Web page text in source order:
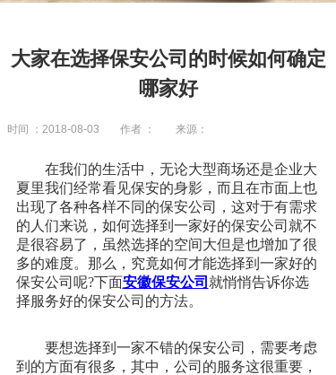
大家在选择保安公司的时候如何确定
哪家好
时间 ：2018-08-03 作者 ： 来源：
在我们的生活中，无论大型商场还是企业大
夏里我们经常看见保安的身影，而且在市面上也
出现了各种各样不同的保安公司，这对于有需求
的人们来说，如何选择到一家好的保安公司就不
是很容易了，虽然选择的空间大但是也增加了很
多的难度。那么，究竟如何才能选择到一家好的
保安公司呢?下面安徽保安公司 就悄悄告诉你选
择服务好的保安公司的方法。
要想选择到一家不错的保安公司，需要考虑
到的方面有很多，其中，公司的服务这很重要，